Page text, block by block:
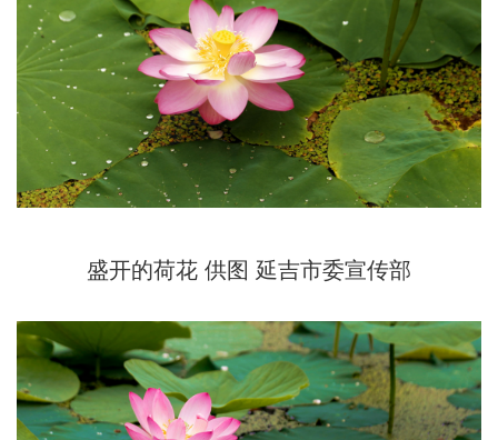
盛开的荷花 供图 延吉市委宣传部